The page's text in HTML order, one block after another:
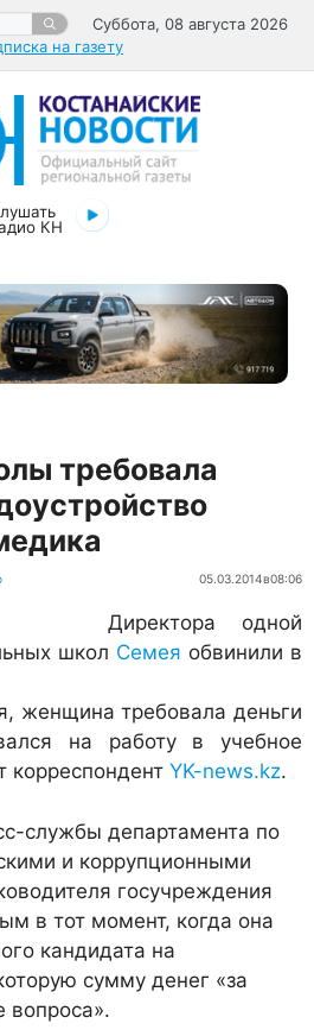
Суббота, 08 августа 2026
на газету
КН
требовала
05.03.2014в08:06
Директора одной
школ Семея обвинили в
женщина требовала деньги
на работу в учебное
корреспондент YK-news.kz.
службы департамента по
и коррупционными
госучреждения
в тот момент, когда она
кандидата на
сумму денег «за
вопроса».